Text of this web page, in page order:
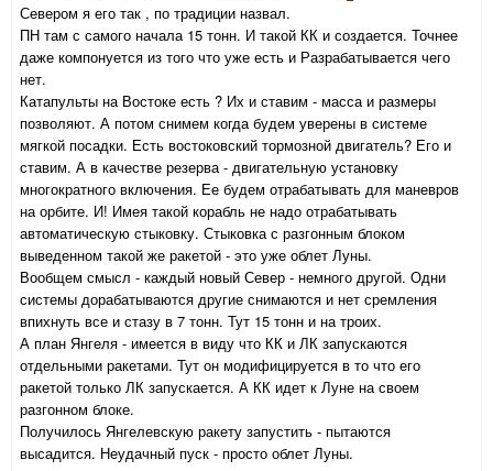
Севером я его так , по традиции назвал.
ПН там с самого начала 15 тонн. И такой КК и создается. Точнее
даже компонуется из того что уже есть и Разрабатывается чего
нет.
Катапульты на Востоке есть ? Их и ставим - масса и размеры
позволяют. А потом снимем когда будем уверены в системе
мягкой посадки. Есть востоковский тормозной двигатель? Его и
ставим. А в качестве резерва - двигательную установку
многократного включения. Ее будем отрабатывать для маневров
на орбите. И! Имея такой корабль не надо отрабатывать
автоматическую стыковку. Стыковка с разгонным блоком
выведенном такой же ракетой - это уже облет Луны.
Вообщем смысл - каждый новый Север - немного другой. Одни
системы дорабатываются другие снимаются и нет сремления
впихнуть все и стазу в 7 тонн. Тут 15 тонн и на троих.
А план Янгеля - имеется в виду что КК и ЛК запускаются
отдельными ракетами. Тут он модифицируется в то что его
ракетой только ЛК запускается. А КК идет к Луне на своем
разгонном блоке.
Получилось Янгелевскую ракету запустить - пытаются
высадится. Неудачный пуск - просто облет Луны.